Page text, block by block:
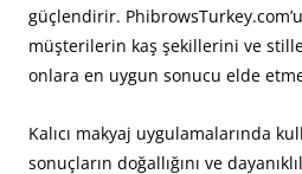
güçlendirir.
müşterilerin kaş şekillerini ve
onlara en uygun sonucu elde
Kalıcı makyaj uygulamalarında
sonuçların doğallığını ve